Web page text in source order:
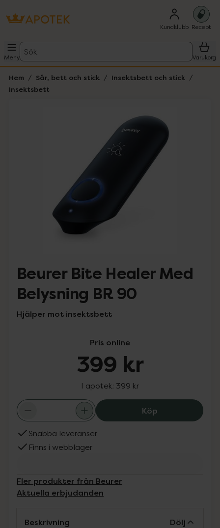
Kundklubb Recept
Meny
Sök
Varukorg
Hem Sår, bett och stick
Insektsbett och stick
Insektsbett
Lista: . Innehåller 4 objekt.
Beurer Bite Healer Med
Belysning BR 90
Hjälper mot insektsbett
Pris online
399 kr
I apotek: 399 kr
KöpBeurer Bite
Snabba leveranser
Finns i webblager
Fler produkter från Beurer
Aktuella erbjudanden
Beskrivning Dölj